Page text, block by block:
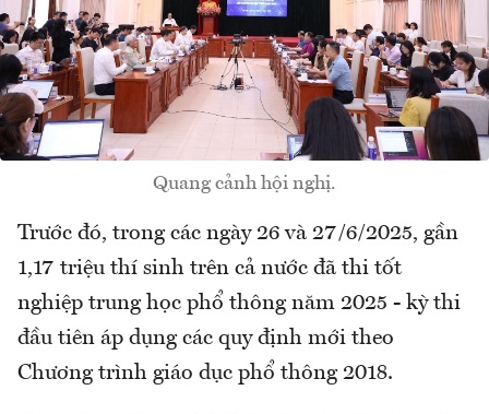
Quang cảnh hội nghị.
Trước đó, trong các ngày 26 và 27/6/2025, gần
1,17 triệu thí sinh trên cả nước đã thi tốt
nghiệp trung học phổ thông năm 2025 - kỳ thi
đầu tiên áp dụng các quy định mới theo
Chương trình giáo dục phổ thông 2018.